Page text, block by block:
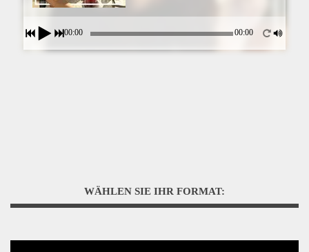
00:00 00:00
WÄHLEN SIE IHR FORMAT: